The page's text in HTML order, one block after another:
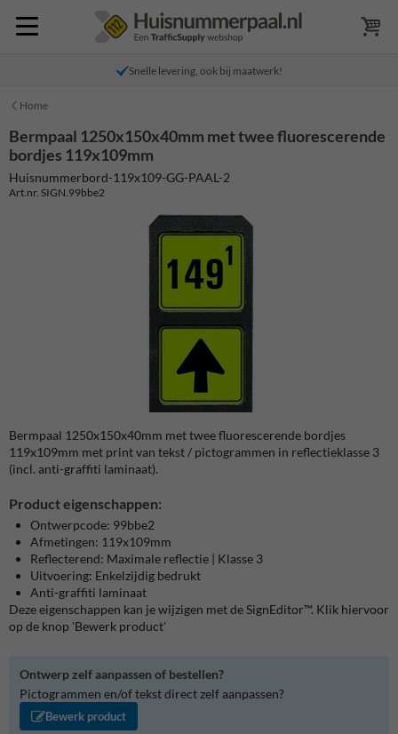
Snelle levering, ook bij maatwerk!
Home
Bermpaal 1250x150x40mm met twee fluorescerende
bordjes 119x109mm
Huisnummerbord-119x109-GG-PAAL-2
Art.nr. SIGN.99bbe2
Bermpaal 1250x150x40mm met twee fluorescerende bordjes
119x109mm met print van tekst / pictogrammen in reflectieklasse 3
(incl. anti-graffiti laminaat).
Product eigenschappen:
Ontwerpcode: 99bbe2
Afmetingen: 119x109mm
Reflecterend: Maximale reflectie | Klasse 3
Uitvoering: Enkelzijdig bedrukt
Anti-graffiti laminaat
Deze eigenschappen kan je wijzigen met de SignEditor™. Klik hiervoor
op de knop 'Bewerk product'
Ontwerp zelf aanpassen of bestellen?
Pictogrammen en/of tekst direct zelf aanpassen?
Bewerk product